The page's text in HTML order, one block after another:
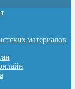
материалов